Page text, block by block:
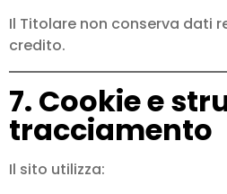
Il Titolare non conserva dati
credito.
7. Cookie e
tracciamento
Il sito utilizza: